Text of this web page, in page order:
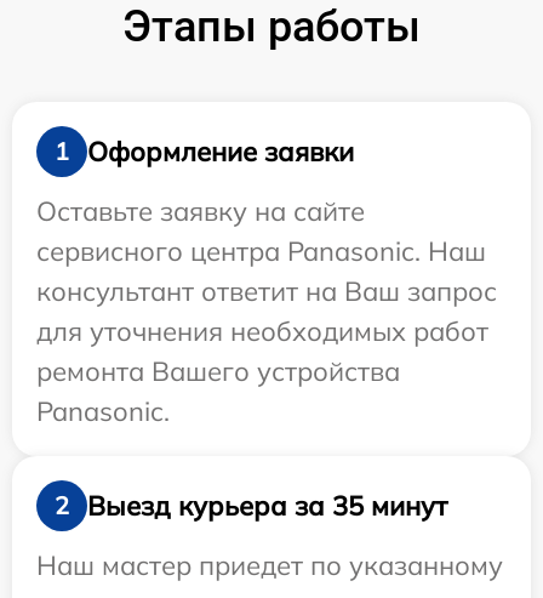
Этапы работы
1
Оформление заявки
Оставьте заявку на сайте
сервисного центра Panasonic. Наш
консультант ответит на Ваш запрос
для уточнения необходимых работ
ремонта Вашего устройства
Panasonic.
2
Выезд курьера за 35 минут
Наш мастер приедет по указанному